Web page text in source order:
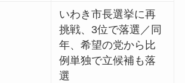
いわき市長選挙に再
挑戦、3位で落選／同
年、希望の党から比
例単独で立候補も落
選